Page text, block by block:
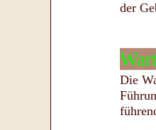
der
Die